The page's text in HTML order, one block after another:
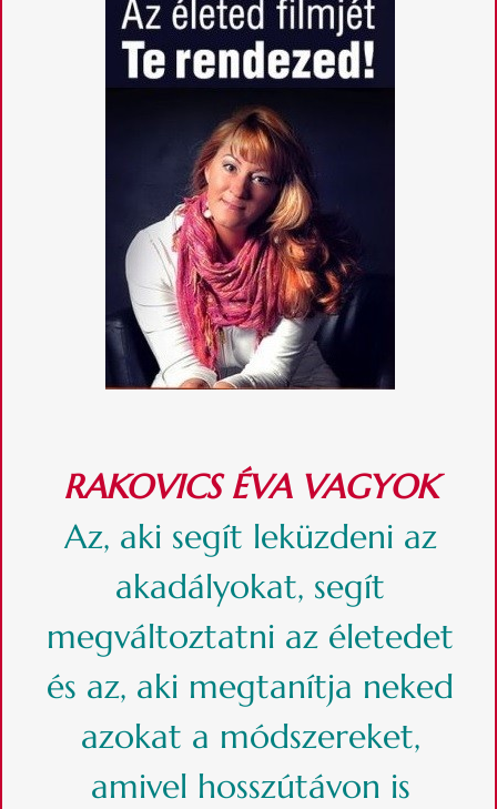
RAKOVICS ÉVA VAGYOK
Az, aki segít leküzdeni az
akadályokat, segít
megváltoztatni az életedet
és az, aki megtanítja neked
azokat a módszereket,
amivel hosszútávon is